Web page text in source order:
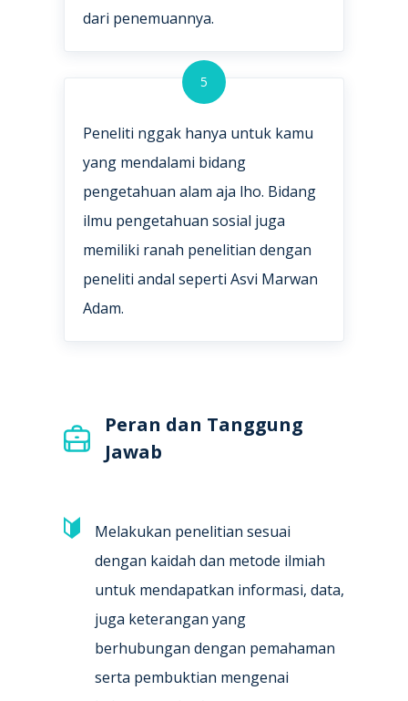
dari penemuannya.
5
Peneliti nggak hanya untuk kamu
yang mendalami bidang
pengetahuan alam aja lho. Bidang
ilmu pengetahuan sosial juga
memiliki ranah penelitian dengan
peneliti andal seperti Asvi Marwan
Adam.
Peran dan Tanggung
Jawab
Melakukan penelitian sesuai
dengan kaidah dan metode ilmiah
untuk mendapatkan informasi, data,
juga keterangan yang
berhubungan dengan pemahaman
serta pembuktian mengenai